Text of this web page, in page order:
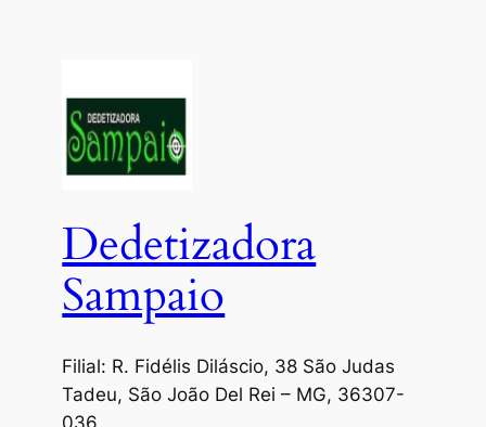
Dedetizadora
Sampaio
Filial: R. Fidélis Diláscio, 38 São Judas
Tadeu, São João Del Rei – MG, 36307-